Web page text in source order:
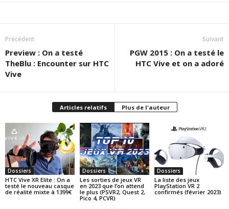
Précédent
Preview : On a testé
TheBlu : Encounter sur HTC
Vive
Suivant
PGW 2015 : On a testé le
HTC Vive et on a adoré
Articles relatifs Plus de l'auteur
Dossiers
HTC Vive XR Elite : On a
testé le nouveau casque
de réalité mixte à 1399€
Dossiers
Les sorties de jeux VR
en 2023 que l’on attend
le plus (PSVR2, Quest 2,
Pico 4, PCVR)
Dossiers
La liste des jeux
PlayStation VR 2
confirmés (février 2023)